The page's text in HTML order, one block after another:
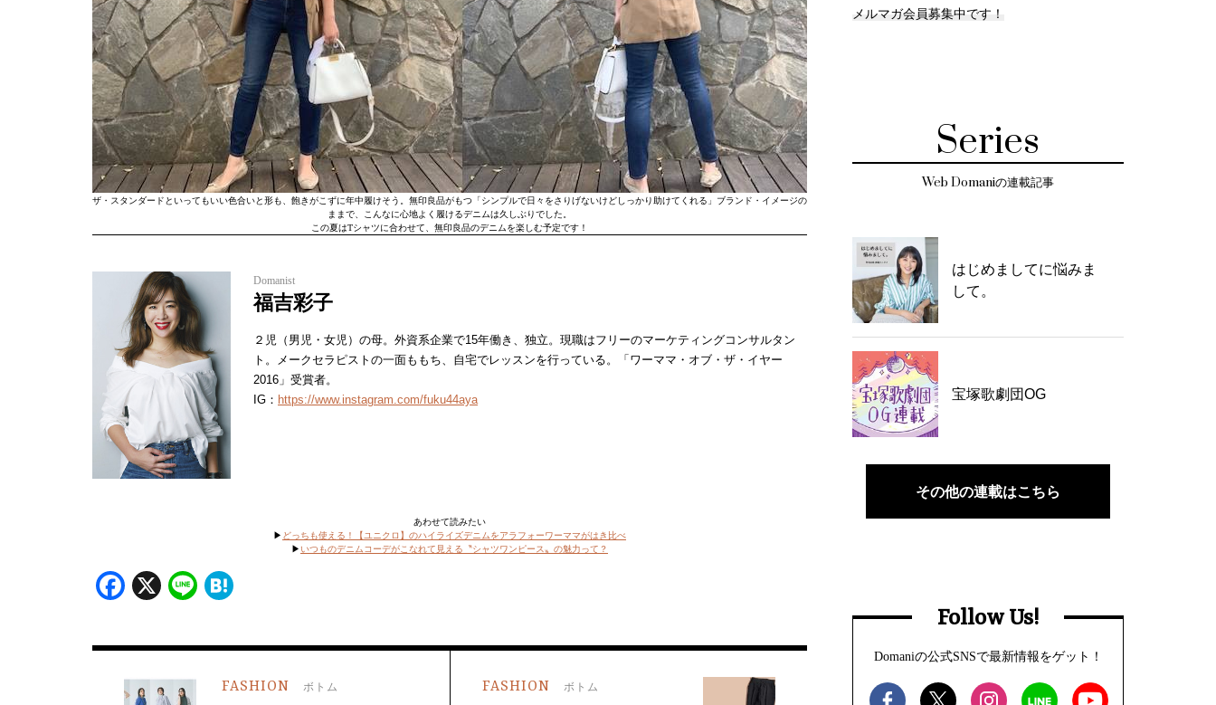
ザ・スタンダードといってもいい色合いと形も、飽きがこずに年中履けそう。無印良品がもつ「シンプルで日々をさりげないけどしっかり助けてくれる」ブランド・イメージの
ままで、こんなに心地よく履けるデニムは久しぶりでした。
この夏はTシャツに合わせて、無印良品のデニムを楽しむ予定です！
Domanist
福吉彩子
２児（男児・女児）の母。外資系企業で15年働き、独立。現職はフリーのマーケティングコンサルタン
ト。メークセラピストの一面ももち、自宅でレッスンを行っている。「ワーママ・オブ・ザ・イヤー
2016」受賞者。
IG： https://www.instagram.com/fuku44aya
あわせて読みたい
▶︎ どっちも使える！【ユニクロ】のハイライズデニムをアラフォーワーママがはき比べ
▶︎いつものデニムコーデがこなれて見える〝シャツワンピース〟の魅力って？
Facebook
X Line
FASHION ボトム FASHION ボトム
メルマガ会員募集中です！
Series
Web Domaniの連載記事
はじめましてに悩みま
して。
宝塚歌劇団OG
その他の連載はこちら
Follow Us!
Domaniの公式SNSで最新情報をゲット！